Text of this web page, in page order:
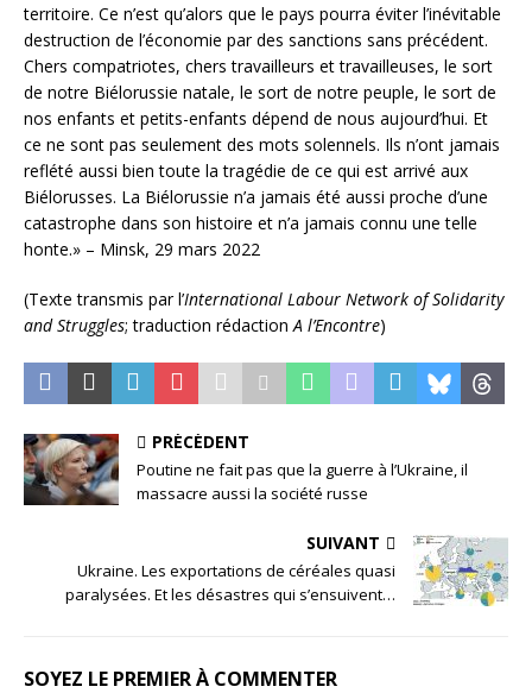
territoire. Ce n’est qu’alors que le pays pourra éviter l’inévitable
destruction de l’économie par des sanctions sans précédent.
Chers compatriotes, chers travailleurs et travailleuses, le sort
de notre Biélorussie natale, le sort de notre peuple, le sort de
nos enfants et petits-enfants dépend de nous aujourd’hui. Et
ce ne sont pas seulement des mots solennels. Ils n’ont jamais
reflété aussi bien toute la tragédie de ce qui est arrivé aux
Biélorusses. La Biélorussie n’a jamais été aussi proche d’une
catastrophe dans son histoire et n’a jamais connu une telle
honte.» – Minsk, 29 mars 2022
(Texte transmis par l’International Labour Network of Solidarity
and Struggles; traduction rédaction A l’Encontre)
PRÉCÉDENT
Poutine ne fait pas que la guerre à l’Ukraine, il
massacre aussi la société russe
SUIVANT
Ukraine. Les exportations de céréales quasi
paralysées. Et les désastres qui s’ensuivent…
SOYEZ LE PREMIER À COMMENTER